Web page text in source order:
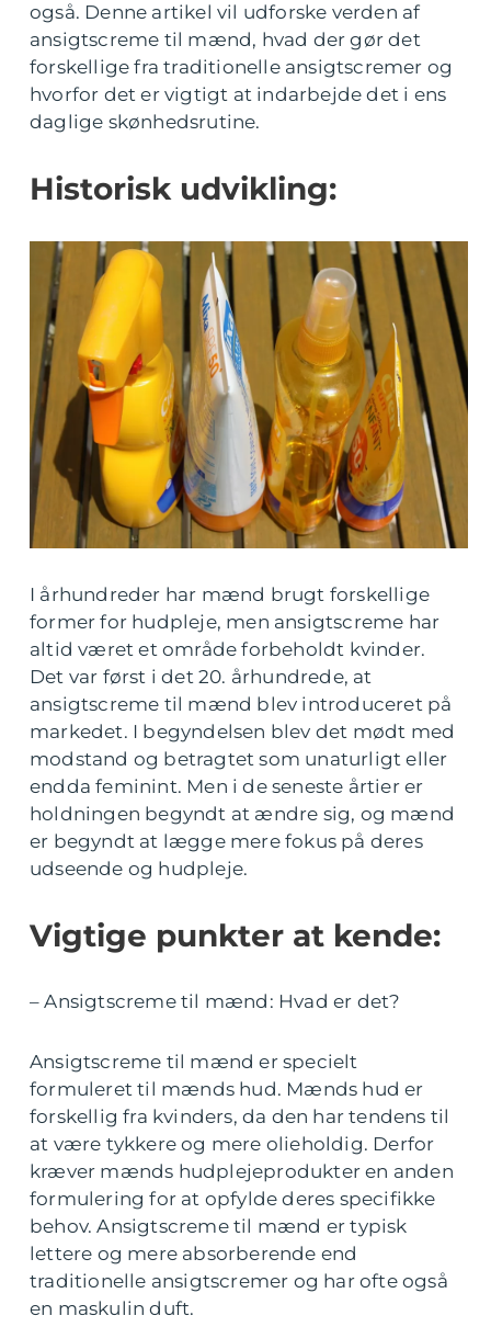
også. Denne artikel vil udforske verden af
ansigtscreme til mænd, hvad der gør det
forskellige fra traditionelle ansigtscremer og
hvorfor det er vigtigt at indarbejde det i ens
daglige skønhedsrutine.
Historisk udvikling:
I århundreder har mænd brugt forskellige
former for hudpleje, men ansigtscreme har
altid været et område forbeholdt kvinder.
Det var først i det 20. århundrede, at
ansigtscreme til mænd blev introduceret på
markedet. I begyndelsen blev det mødt med
modstand og betragtet som unaturligt eller
endda feminint. Men i de seneste årtier er
holdningen begyndt at ændre sig, og mænd
er begyndt at lægge mere fokus på deres
udseende og hudpleje.
Vigtige punkter at kende:
– Ansigtscreme til mænd: Hvad er det?
Ansigtscreme til mænd er specielt
formuleret til mænds hud. Mænds hud er
forskellig fra kvinders, da den har tendens til
at være tykkere og mere olieholdig. Derfor
kræver mænds hudplejeprodukter en anden
formulering for at opfylde deres specifikke
behov. Ansigtscreme til mænd er typisk
lettere og mere absorberende end
traditionelle ansigtscremer og har ofte også
en maskulin duft.